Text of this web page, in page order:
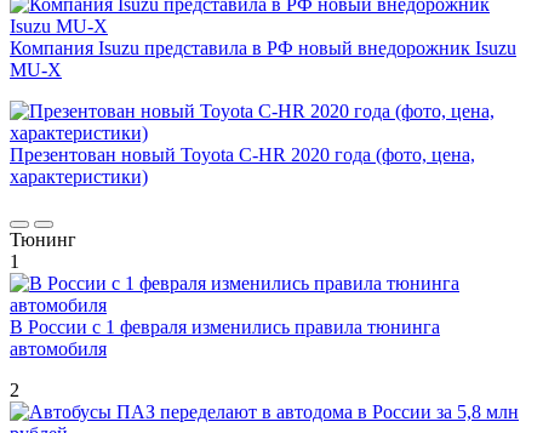
Компания Isuzu представила в РФ новый внедорожник Isuzu
MU-X
Презентован новый Toyota C-HR 2020 года (фото, цена,
характеристики)
Тюнинг
1
В России с 1 февраля изменились правила тюнинга
автомобиля
2